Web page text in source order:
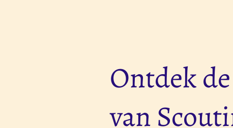
Ontdek
van